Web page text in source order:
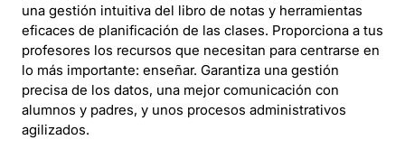
una gestión intuitiva del libro de notas y herramientas
eficaces de planificación de las clases. Proporciona a tus
profesores los recursos que necesitan para centrarse en
lo más importante: enseñar. Garantiza una gestión
precisa de los datos, una mejor comunicación con
alumnos y padres, y unos procesos administrativos
agilizados.